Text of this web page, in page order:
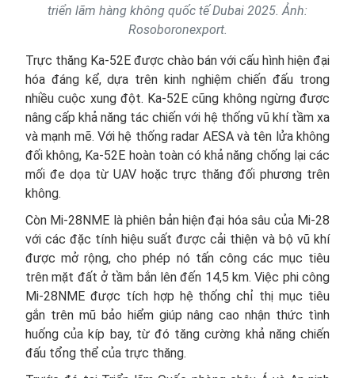
triển lãm hàng không quốc tế Dubai 2025. Ảnh:
Rosoboronexport.
Trực thăng Ka-52E được chào bán với cấu hình hiện đại
hóa đáng kể, dựa trên kinh nghiệm chiến đấu trong
nhiều cuộc xung đột. Ka-52E cũng không ngừng được
nâng cấp khả năng tác chiến với hệ thống vũ khí tầm xa
và mạnh mẽ. Với hệ thống radar AESA và tên lửa không
đối không, Ka-52E hoàn toàn có khả năng chống lại các
mối đe dọa từ UAV hoặc trực thăng đối phương trên
không.
Còn Mi-28NME là phiên bản hiện đại hóa sâu của Mi-28
với các đặc tính hiệu suất được cải thiện và bộ vũ khí
được mở rộng, cho phép nó tấn công các mục tiêu
trên mặt đất ở tầm bắn lên đến 14,5 km. Việc phi công
Mi-28NME được tích hợp hệ thống chỉ thị mục tiêu
gắn trên mũ bảo hiểm giúp nâng cao nhận thức tình
huống của kíp bay, từ đó tăng cường khả năng chiến
đấu tổng thể của trực thăng.